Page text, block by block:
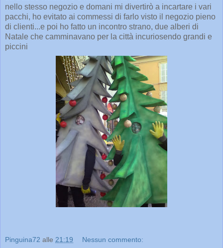
nello stesso negozio e domani mi divertirò a incartare i vari
pacchi, ho evitato ai commessi di farlo visto il negozio pieno
di clienti...e poi ho fatto un incontro strano, due alberi di
Natale che camminavano per la città incuriosendo grandi e
piccini
Pinguina72 alle 21:19 Nessun commento: